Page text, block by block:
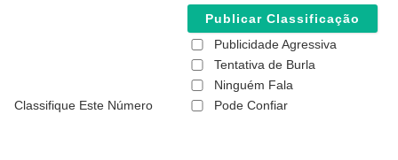
Classifique Este Número
Publicidade Agressiva
Tentativa de Burla
Ninguém Fala
Pode Confiar